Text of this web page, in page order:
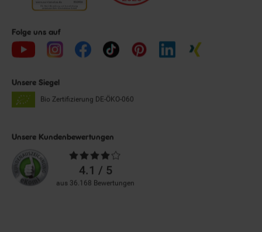
Folge uns auf
Unsere Siegel
Bio Zertifizierung DE-ÖKO-060
Unsere Kundenbewertungen
Durchschnittliche
Bewertungen4.1 / 5
aus 36.168 Bewertungen